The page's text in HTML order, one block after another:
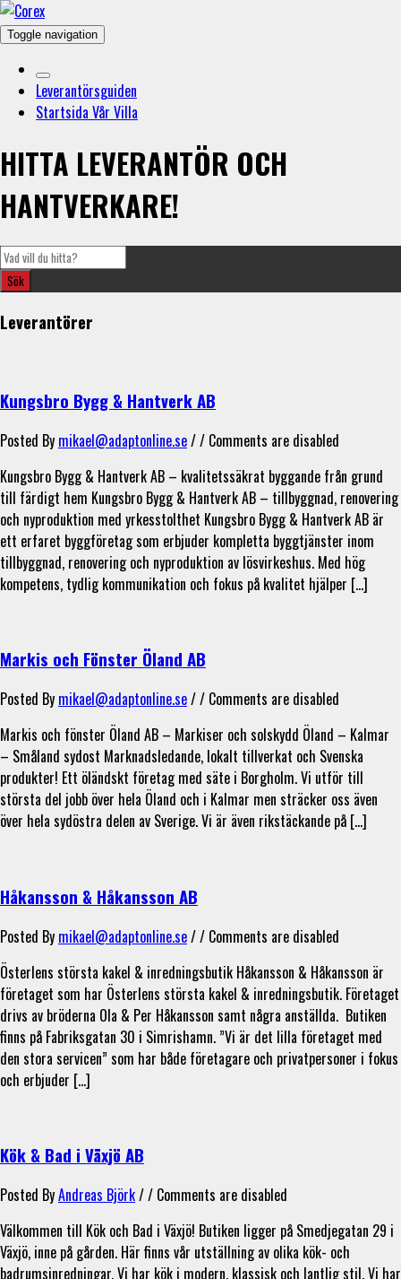
Toggle navigation
Leverantörsguiden
Startsida Vår Villa
HITTA LEVERANTÖR OCH
HANTVERKARE!
Leverantörer
Kungsbro Bygg & Hantverk AB
Posted By mikael@adaptonline.se/ / Comments are disabled
Kungsbro Bygg & Hantverk AB – kvalitetssäkrat byggande från grund
till färdigt hem Kungsbro Bygg & Hantverk AB – tillbyggnad, renovering
och nyproduktion med yrkesstolthet Kungsbro Bygg & Hantverk AB är
ett erfaret byggföretag som erbjuder kompletta byggtjänster inom
tillbyggnad, renovering och nyproduktion av lösvirkeshus. Med hög
kompetens, tydlig kommunikation och fokus på kvalitet hjälper […]
Markis och Fönster Öland AB
Posted By mikael@adaptonline.se/ / Comments are disabled
Markis och fönster Öland AB – Markiser och solskydd Öland – Kalmar
– Småland sydost Marknadsledande, lokalt tillverkat och Svenska
produkter! Ett öländskt företag med säte i Borgholm. Vi utför till
största del jobb över hela Öland och i Kalmar men sträcker oss även
över hela sydöstra delen av Sverige. Vi är även rikstäckande på […]
Håkansson & Håkansson AB
Posted By mikael@adaptonline.se/ / Comments are disabled
Österlens största kakel & inredningsbutik ​Håkansson & Håkansson är
företaget som har Österlens största kakel & inredningsbutik. Företaget
drivs av bröderna Ola & Per Håkansson samt några anställda. ​ Butiken
finns på Fabriksgatan 30 i Simrishamn.​ ”Vi är det lilla företaget med
den stora servicen” som har både företagare och privatpersoner i fokus
och erbjuder […]
Kök & Bad i Växjö AB
Posted ByAndreas Björk/ / Comments are disabled
Välkommen till Kök och Bad i Växjö! Butiken ligger på Smedjegatan 29 i
Växjö, inne på gården. Här finns vår utställning av olika kök- och
badrumsinredningar. Vi har kök i modern, klassisk och lantlig stil. Vi har